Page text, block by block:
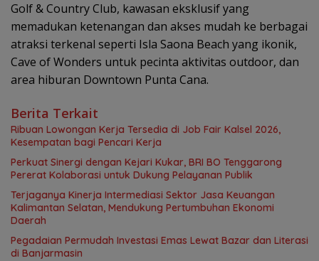
Golf & Country Club, kawasan eksklusif yang
memadukan ketenangan dan akses mudah ke berbagai
atraksi terkenal seperti Isla Saona Beach yang ikonik,
Cave of Wonders untuk pecinta aktivitas outdoor, dan
area hiburan Downtown Punta Cana.
Berita Terkait
Ribuan Lowongan Kerja Tersedia di Job Fair Kalsel 2026,
Kesempatan bagi Pencari Kerja
Perkuat Sinergi dengan Kejari Kukar, BRI BO Tenggarong
Pererat Kolaborasi untuk Dukung Pelayanan Publik
Terjaganya Kinerja Intermediasi Sektor Jasa Keuangan
Kalimantan Selatan, Mendukung Pertumbuhan Ekonomi
Daerah
Pegadaian Permudah Investasi Emas Lewat Bazar dan Literasi
di Banjarmasin